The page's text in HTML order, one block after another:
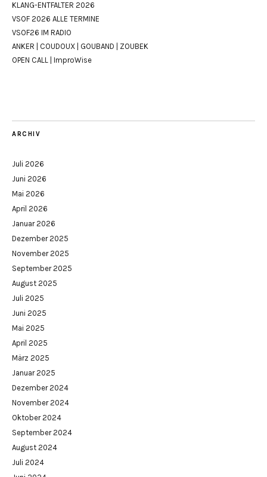
KLANG-ENTFALTER 2026
VSOF 2026 ALLE TERMINE
VSOF26 IM RADIO
ANKER | COUDOUX | GOUBAND | ZOUBEK
OPEN CALL | ImproWise
ARCHIV
Juli 2026
Juni 2026
Mai 2026
April 2026
Januar 2026
Dezember 2025
November 2025
September 2025
August 2025
Juli 2025
Juni 2025
Mai 2025
April 2025
März 2025
Januar 2025
Dezember 2024
November 2024
Oktober 2024
September 2024
August 2024
Juli 2024